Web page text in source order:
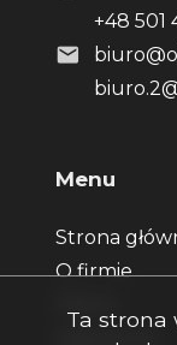
+48 501
Menu
Strona
O firmie
Zgłoszenia
Ta strona